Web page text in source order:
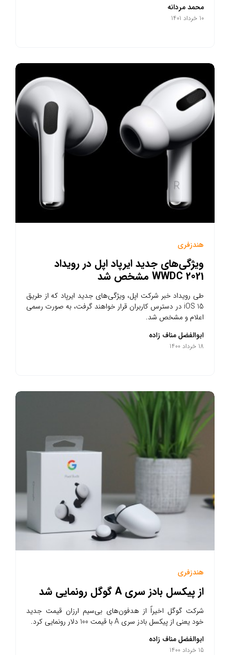
محمد مردانه
10 خرداد 1401
هندزفری
ویژگی‌های جدید ایرپاد اپل در رویداد
WWDC 2021 مشخص شد
طی رویداد خبر شرکت اپل، ویژگی‌های جدید ایرپاد که از طریق
iOS 15 در دسترس کاربران قرار خواهند گرفت، به صورت رسمی
اعلام و مشخص شد.
ابوالفضل مناف زاده
18 خرداد 1400
هندزفری
از پیکسل بادز سری A گوگل رونمایی شد
شرکت گوگل اخیراً از هدفون‌های بی‌سیم ارزان قیمت جدید
خود یعنی از پیکسل بادز سری A با قیمت 100 دلار رونمایی کرد.
ابوالفضل مناف زاده
15 خرداد 1400